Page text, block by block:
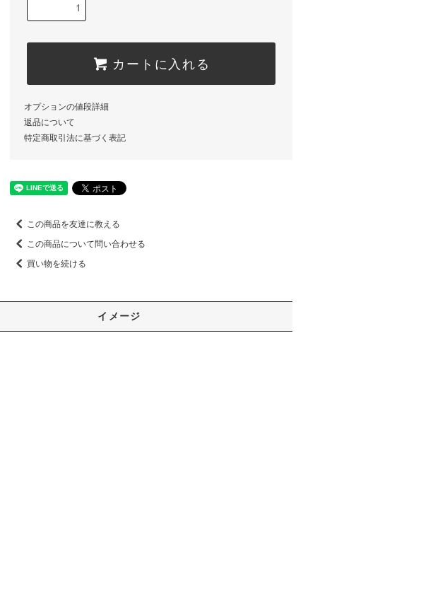
カートに入れる
オプションの値段詳細
返品について
特定商取引法に基づく表記
この商品を友達に教える
この商品について問い合わせる
買い物を続ける
イメージ